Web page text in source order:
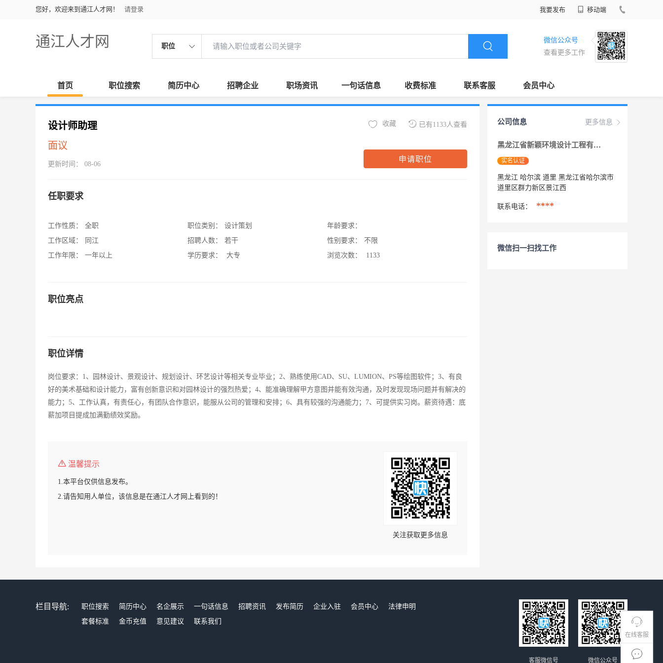
您好，欢迎来到通江人才网！ 请登录 我要发布 移动端
通江人才网 职位
微信公众号
查看更多工作
首页 职位搜索 简历中心 招聘企业 职场资讯 一句话信息 收费标准 联系客服 会员中心
在线客服
设计师助理
面议
更新时间： 08-06
已有1133人查看
收藏
申请职位
任职要求
工作性质：
全职
工作区域：
同江
工作年限：
一年以上
职位类别：
设计策划
招聘人数：
若干
学历要求：
大专
年龄要求：
性别要求：
不限
浏览次数：
1133
职位亮点
职位详情
岗位要求：1、园林设计、景观设计、规划设计、环艺设计等相关专业毕业；2、熟练使用CAD、SU、LUMION、PS等绘图软件；3、有良
好的美术基础和设计能力，富有创新意识和对园林设计的强烈热爱；4、能准确理解甲方意图并能有效沟通，及时发现现场问题并有解决的
能力；5、工作认真，有责任心，有团队合作意识，能服从公司的管理和安排；6、具有较强的沟通能力；7、可提供实习岗。薪资待遇：底
薪加项目提成加满勤绩效奖励。
温馨提示
1.本平台仅供信息发布。
2.请告知用人单位，该信息是在通江人才网上看到的！
关注获取更多信息
更多信息
公司信息
黑龙江省新颖环境设计工程有限公司
实名认证
黑龙江 哈尔滨 道里 黑龙江省哈尔滨市
道里区群力新区景江西
联系电话： ****
微信扫一扫找工作
栏目导航: 职位搜索 简历中心 名企展示 一句话信息 招聘资讯 发布简历 企业入驻 会员中心
法律申明
套餐标准
金币充值 意见建议 联系我们
微信公众号
客服微信号